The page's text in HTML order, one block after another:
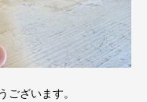
ざいます。